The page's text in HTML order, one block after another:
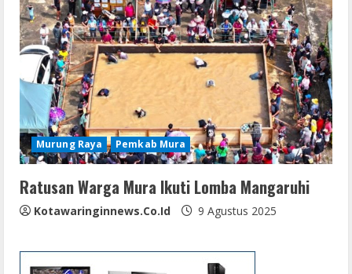
Murung Raya Pemkab Mura
Ratusan Warga Mura Ikuti Lomba Mangaruhi
Kotawaringinnews.co.id 9 Agustus 2025